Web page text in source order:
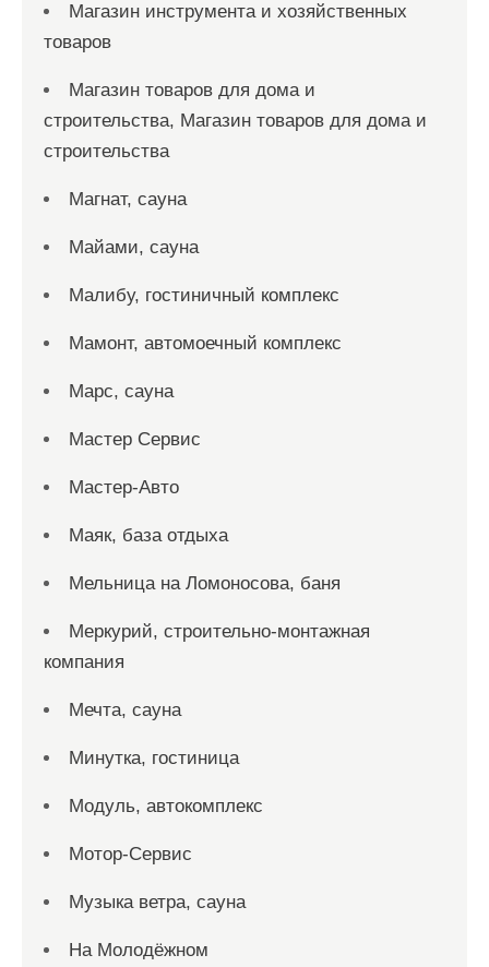
Магазин инструмента и хозяйственных
товаров
Магазин товаров для дома и
строительства, Магазин товаров для дома и
строительства
Магнат, сауна
Майами, сауна
Малибу, гостиничный комплекс
Мамонт, автомоечный комплекс
Марс, сауна
Мастер Сервис
Мастер-Авто
Маяк, база отдыха
Мельница на Ломоносова, баня
Меркурий, строительно-монтажная
компания
Мечта, сауна
Минутка, гостиница
Модуль, автокомплекс
Мотор-Сервис
Музыка ветра, сауна
На Молодёжном